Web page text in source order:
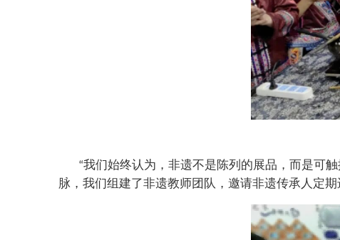
“我们始终认为，非遗不是陈列的展品，而是可触
脉，我们组建了非遗教师团队，邀请非遗传承人定